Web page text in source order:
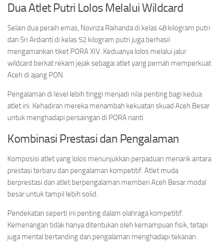
Dua Atlet Putri Lolos Melalui Wildcard
Selain dua peraih emas, Novriza Raihanda di kelas 48 kilogram putri
dan Sri Ardianti di kelas 52 kilogram putri juga berhasil
mengamankan tiket PORA XIV. Keduanya lolos melalui jalur
wildcard berkat rekam jejak sebagai atlet yang pernah memperkuat
Aceh di ajang PON.
Pengalaman di level lebih tinggi menjadi nilai penting bagi kedua
atlet ini. Kehadiran mereka menambah kekuatan skuad Aceh Besar
untuk menghadapi persaingan di PORA nanti.
Kombinasi Prestasi dan Pengalaman
Komposisi atlet yang lolos menunjukkan perpaduan menarik antara
prestasi terbaru dan pengalaman kompetitif. Atlet muda
berprestasi dan atlet berpengalaman memberi Aceh Besar modal
besar untuk tampil lebih solid.
Pendekatan seperti ini penting dalam olahraga kompetitif.
Kemenangan tidak hanya ditentukan oleh kemampuan fisik, tetapi
juga mental bertanding dan pengalaman menghadapi tekanan.